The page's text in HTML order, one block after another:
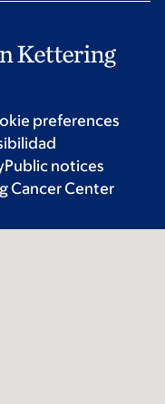
preferences
Public notices
Cancer Center